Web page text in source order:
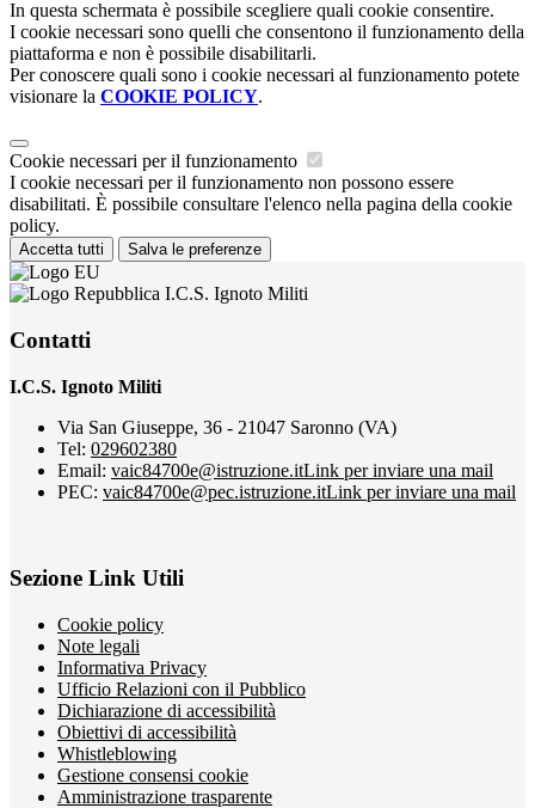
In questa schermata è possibile scegliere quali cookie consentire.
I cookie necessari sono quelli che consentono il funzionamento della
piattaforma e non è possibile disabilitarli.
Per conoscere quali sono i cookie necessari al funzionamento potete
visionare la COOKIE POLICY.
Cookie necessari per il funzionamento
I cookie necessari per il funzionamento non possono essere
disabilitati. È possibile consultare l'elenco nella pagina della cookie
policy.
Accetta tutti Salva le preferenze
I.C.S. Ignoto Militi
Contatti
I.C.S. Ignoto Militi
Via San Giuseppe, 36 - 21047 Saronno (VA)
Tel: 029602380
Email: vaic84700e@istruzione.itLink per inviare una mail
PEC: vaic84700e@pec.istruzione.itLink per inviare una mail
Sezione Link Utili
Cookie policy
Note legali
Informativa Privacy
Ufficio Relazioni con il Pubblico
Dichiarazione di accessibilità
Obiettivi di accessibilità
Whistleblowing
Gestione consensi cookie
Amministrazione trasparente